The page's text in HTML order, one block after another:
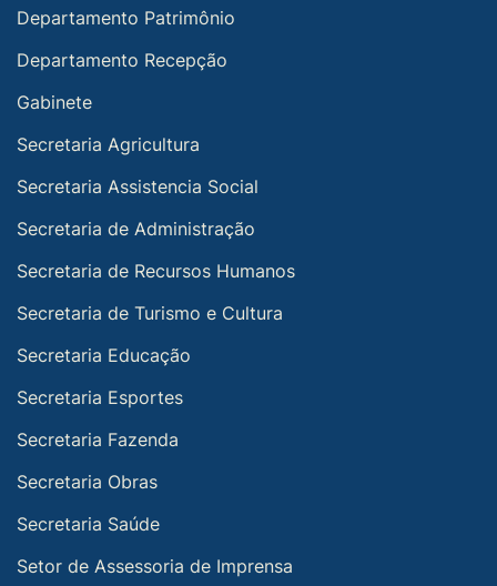
Departamento Patrimônio
Departamento Recepção
Gabinete
Secretaria Agricultura
Secretaria Assistencia Social
Secretaria de Administração
Secretaria de Recursos Humanos
Secretaria de Turismo e Cultura
Secretaria Educação
Secretaria Esportes
Secretaria Fazenda
Secretaria Obras
Secretaria Saúde
Setor de Assessoria de Imprensa